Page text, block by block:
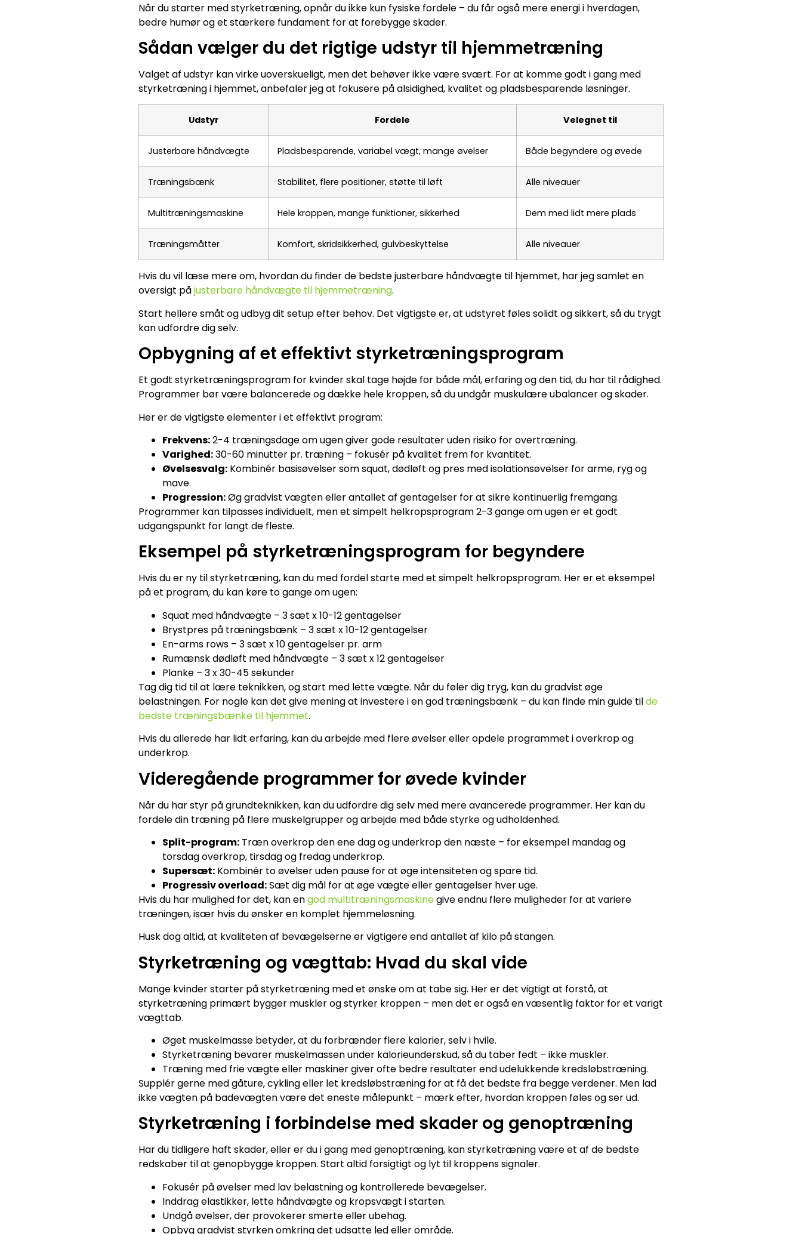
Når du starter med styrketræning, opnår du ikke kun fysiske fordele – du får også mere energi i hverdagen,
bedre humør og et stærkere fundament for at forebygge skader.
Sådan vælger du det rigtige udstyr til hjemmetræning
Valget af udstyr kan virke uoverskueligt, men det behøver ikke være svært. For at komme godt i gang med
styrketræning i hjemmet, anbefaler jeg at fokusere på alsidighed, kvalitet og pladsbesparende løsninger.
Udstyr Fordele Velegnet til
Justerbare håndvægte Pladsbesparende, variabel vægt, mange øvelser Både begyndere og øvede
Træningsbænk Stabilitet, flere positioner, støtte til løft Alle niveauer
Multitræningsmaskine Hele kroppen, mange funktioner, sikkerhed Dem med lidt mere plads
Træningsmåtter Komfort, skridsikkerhed, gulvbeskyttelse Alle niveauer
Hvis du vil læse mere om, hvordan du finder de bedste justerbare håndvægte til hjemmet, har jeg samlet en
oversigt påjusterbare håndvægte til hjemmetræning.
Start hellere småt og udbyg dit setup efter behov. Det vigtigste er, at udstyret føles solidt og sikkert, så du trygt
kan udfordre dig selv.
Opbygning af et effektivt styrketræningsprogram
Et godt styrketræningsprogram for kvinder skal tage højde for både mål, erfaring og den tid, du har til rådighed.
Programmer bør være balancerede og dække hele kroppen, så du undgår muskulære ubalancer og skader.
Her er de vigtigste elementer i et effektivt program:
Frekvens:2-4 træningsdage om ugen giver gode resultater uden risiko for overtræning.
Varighed:30-60 minutter pr. træning – fokusér på kvalitet frem for kvantitet.
Øvelsesvalg: Kombinér basisøvelser som squat, dødløft og pres med isolationsøvelser for arme, ryg og
mave.
Progression:Øg gradvist vægten eller antallet af gentagelser for at sikre kontinuerlig fremgang.
Programmer kan tilpasses individuelt, men et simpelt helkropsprogram 2-3 gange om ugen er et godt
udgangspunkt for langt de fleste.
Eksempel på styrketræningsprogram for begyndere
Hvis du er ny til styrketræning, kan du med fordel starte med et simpelt helkropsprogram. Her er et eksempel
på et program, du kan køre to gange om ugen:
Squat med håndvægte – 3 sæt x 10-12 gentagelser
Brystpres på træningsbænk – 3 sæt x 10-12 gentagelser
En-arms rows – 3 sæt x 10 gentagelser pr. arm
Rumænsk dødløft med håndvægte – 3 sæt x 12 gentagelser
Planke – 3 x 30-45 sekunder
Tag dig tid til at lære teknikken, og start med lette vægte. Når du føler dig tryg, kan du gradvist øge
belastningen. For nogle kan det give mening at investere i en god træningsbænk – du kan finde min guide tilde
bedste træningsbænke til hjemmet.
Hvis du allerede har lidt erfaring, kan du arbejde med flere øvelser eller opdele programmet i overkrop og
underkrop.
Videregående programmer for øvede kvinder
Når du har styr på grundteknikken, kan du udfordre dig selv med mere avancerede programmer. Her kan du
fordele din træning på flere muskelgrupper og arbejde med både styrke og udholdenhed.
Split-program: Træn overkrop den ene dag og underkrop den næste – for eksempel mandag og
torsdag overkrop, tirsdag og fredag underkrop.
Supersæt: Kombinér to øvelser uden pause for at øge intensiteten og spare tid.
Progressiv overload:Sæt dig mål for at øge vægte eller gentagelser hver uge.
Hvis du har mulighed for det, kan engod multitræningsmaskinegive endnu flere muligheder for at variere
træningen, især hvis du ønsker en komplet hjemmeløsning.
Husk dog altid, at kvaliteten af bevægelserne er vigtigere end antallet af kilo på stangen.
Styrketræning og vægttab: Hvad du skal vide
Mange kvinder starter på styrketræning med et ønske om at tabe sig. Her er det vigtigt at forstå, at
styrketræning primært bygger muskler og styrker kroppen – men det er også en væsentlig faktor for et varigt
vægttab.
Øget muskelmasse betyder, at du forbrænder flere kalorier, selv i hvile.
Styrketræning bevarer muskelmassen under kalorieunderskud, så du taber fedt – ikke muskler.
Træning med frie vægte eller maskiner giver ofte bedre resultater end udelukkende kredsløbstræning.
Supplér gerne med gåture, cykling eller let kredsløbstræning for at få det bedste fra begge verdener. Men lad
ikke vægten på badevægten være det eneste målepunkt – mærk efter, hvordan kroppen føles og ser ud.
Styrketræning i forbindelse med skader og genoptræning
Har du tidligere haft skader, eller er du i gang med genoptræning, kan styrketræning være et af de bedste
redskaber til at genopbygge kroppen. Start altid forsigtigt og lyt til kroppens signaler.
Fokusér på øvelser med lav belastning og kontrollerede bevægelser.
Inddrag elastikker, lette håndvægte og kropsvægt i starten.
Undgå øvelser, der provokerer smerte eller ubehag.
Opbyg gradvist styrken omkring det udsatte led eller område.